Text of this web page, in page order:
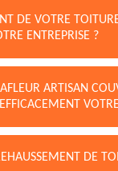
DE VOTRE
ENTREPRISE ?
ARTISAN
EFFICACEMENT
DE